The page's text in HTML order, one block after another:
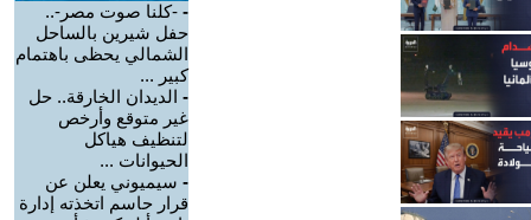
- -كلنا صوت مصر-..
حفل شيرين بالساحل
الشمالي يحظى باهتمام
كبير ...
- الديدان الخارقة.. حل
غير متوقع وأرخص
لتنظيف هياكل
الحيوانات ...
- سيميوني يعلن عن
قرار حاسم اتخذته إدارة